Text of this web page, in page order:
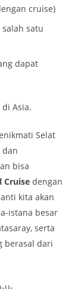
cruise)
satu
dapat
Asia.
Selat
dan
bisa
Cruise dengan
kita akan
istana besar
serta
berasal dari